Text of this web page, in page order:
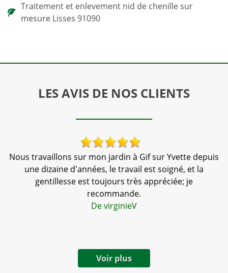
Traitement et enlevement nid de chenille sur
mesure Lisses 91090
LES AVIS DE NOS CLIENTS
Nous travaillons sur mon jardin à Gif sur Yvette depuis
une dizaine d'années, le travail est soigné, et la
gentillesse est toujours très appréciée; je
recommande.
De virginieV
Voir plus